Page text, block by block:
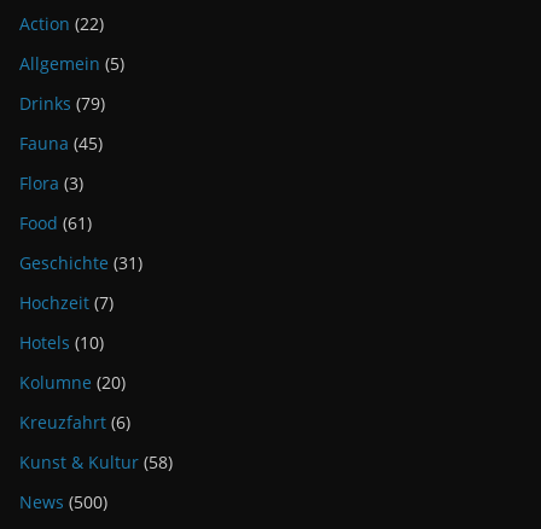
Action (22)
Allgemein (5)
Drinks (79)
Fauna (45)
Flora (3)
Food (61)
Geschichte (31)
Hochzeit (7)
Hotels (10)
Kolumne (20)
Kreuzfahrt (6)
Kunst & Kultur (58)
News (500)